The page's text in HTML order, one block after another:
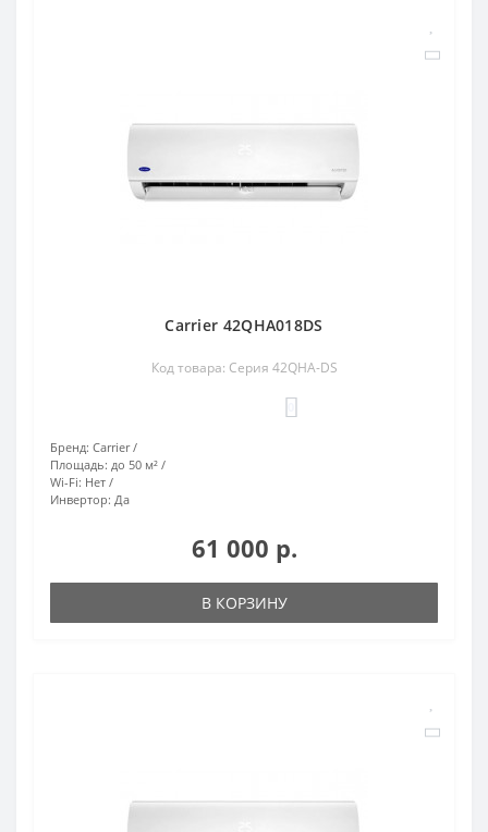
Carrier 42QHA018DS
Код товара: Серия 42QHA-DS
Бренд: Carrier
Площадь: до 50 м²
Wi-Fi: Нет
Инвертор: Да
61 000 р.
В КОРЗИНУ